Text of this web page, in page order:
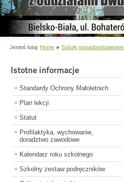
Jesteś tutaj: Home Szkoły ponadpodstawowe
Istotne informacje
Standardy Ochrony Małoletnich
Plan lekcji
Statut
Profilaktyka, wychowanie,
doradztwo zawodowe
Kalendarz roku szkolnego
Szkolny zestaw podręczników